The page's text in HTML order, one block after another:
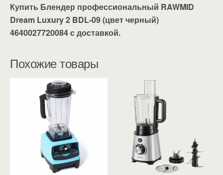
Купить Блендер профессиональный RAWMID
Dream Luxury 2 BDL-09 (цвет черный)
4640027720084 с доставкой.
Похожие товары